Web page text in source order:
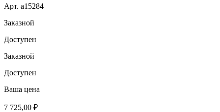
Арт. a15284
Заказной
Доступен
Заказной
Доступен
Ваша цена
7 725,00 ₽